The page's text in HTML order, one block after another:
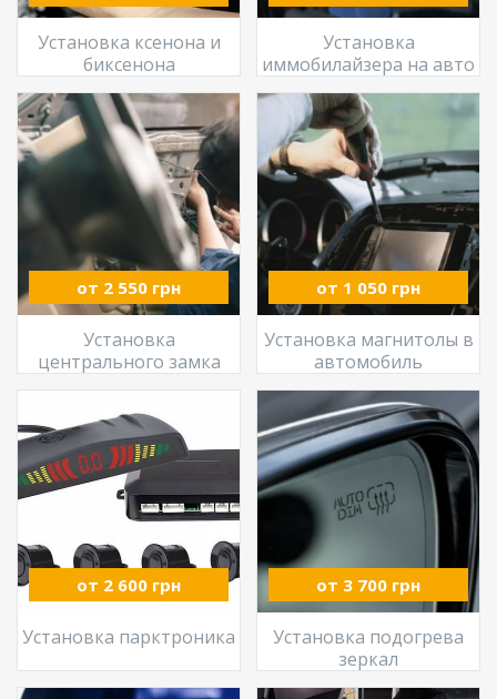
Установка ксенона и
биксенона
Установка
иммобилайзера на авто
от 2 550 грн
Установка
центрального замка
от 1 050 грн
Установка магнитолы в
автомобиль
от 2 600 грн
Установка парктроника
от 3 700 грн
Установка подогрева
зеркал